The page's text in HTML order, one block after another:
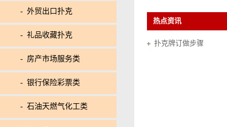
- 外贸出口扑克
- 礼品收藏扑克
- 房产市场服务类
- 银行保险彩票类
- 石油天燃气化工类
热点资讯
扑克牌订做步骤